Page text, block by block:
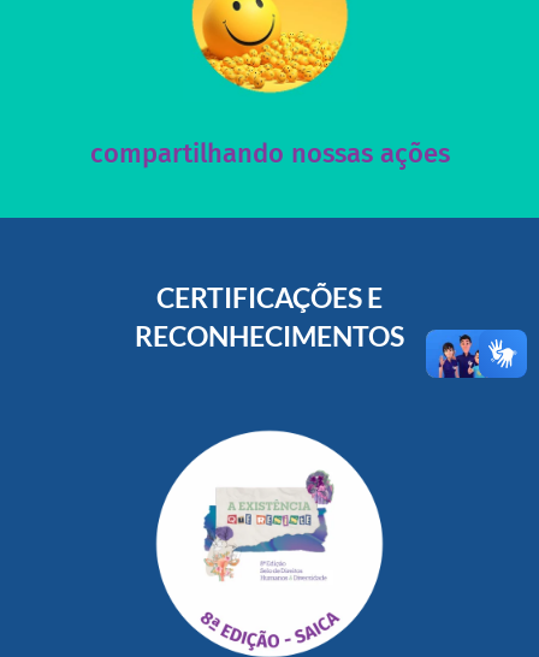
compartilhando nossas ações
Acesse nossas redes sociais e nos ajude compartilhando
nossos posts e nosso site!
acesse nosso instagram
CERTIFICAÇÕES E
RECONHECIMENTOS